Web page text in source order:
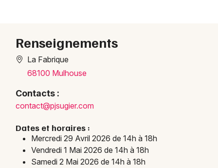
Renseignements
La Fabrique
68100 Mulhouse
Contacts :
contact@pjsugier.com
Dates et horaires :
Mercredi 29 Avril 2026 de 14h à 18h
Vendredi 1 Mai 2026 de 14h à 18h
Samedi 2 Mai 2026 de 14h à 18h